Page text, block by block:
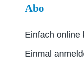
Abo
Einfach online
Einmal